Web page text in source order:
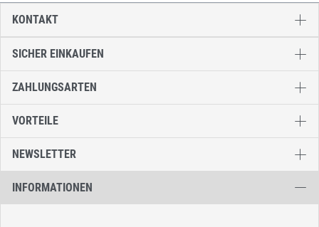
SICHER EINKAUFEN
ZAHLUNGSARTEN
VORTEILE
NEWSLETTER
INFORMATIONEN
KONTAKT